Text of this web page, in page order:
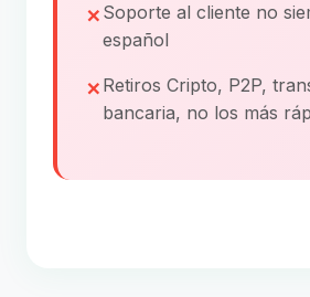
Soporte al cliente no
español
Retiros Cripto, P2P,
bancaria, no los más